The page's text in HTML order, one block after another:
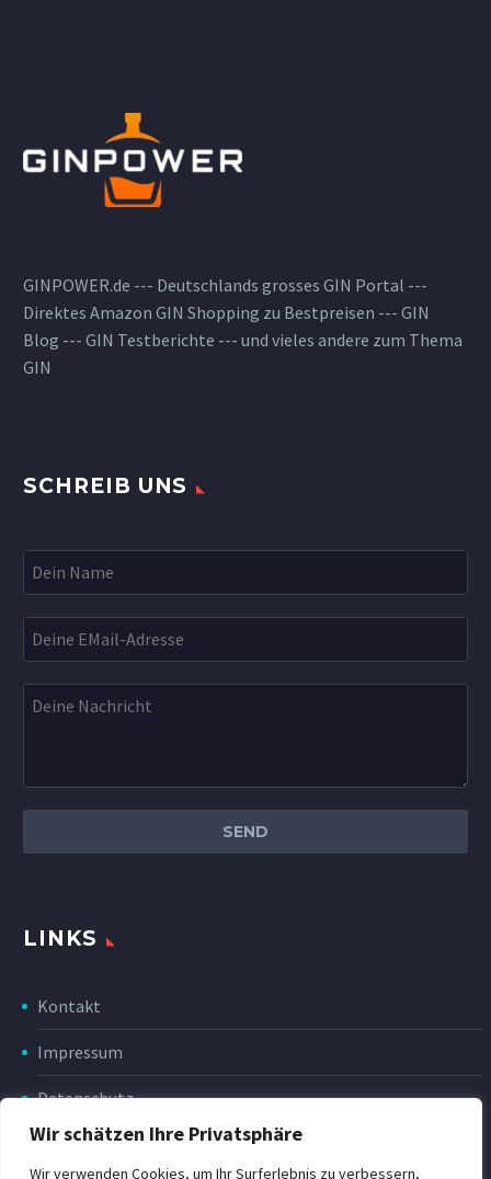
Wir schätzen Ihre Privatsphäre
Wir verwenden Cookies, um Ihr Surferlebnis zu verbessern,
GINPOWER.de --- Deutschlands grosses GIN Portal ---
Direktes Amazon GIN Shopping zu Bestpreisen --- GIN
Blog --- GIN Testberichte --- und vieles andere zum Thema
GIN
SCHREIB UNS
LINKS
Kontakt
Impressum
Datenschutz
Disclaimer